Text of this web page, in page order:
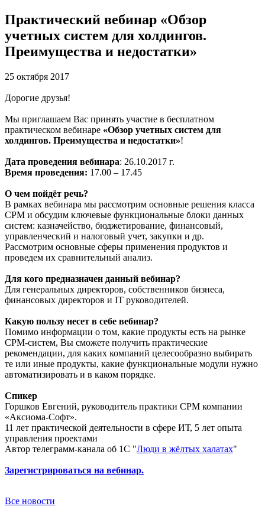
Практический вебинар «Обзор
учетных систем для холдингов.
Преимущества и недостатки»
25 октября 2017
Дорогие друзья!
Мы приглашаем Вас принять участие в бесплатном
практическом вебинаре «Обзор учетных систем для
холдингов. Преимущества и недостатки»!
Дата проведения вебинара: 26.10.2017 г.
Время проведения: 17.00 – 17.45
О чем пойдёт речь?
В рамках вебинара мы рассмотрим основные решения класса
CPM и обсудим ключевые функциональные блоки данных
систем: казначейство, бюджетирование, финансовый,
управленческий и налоговый учет, закупки и др.
Рассмотрим основные сферы применения продуктов и
проведем их сравнительный анализ.
Для кого предназначен данный вебинар?
Для генеральных директоров, собственников бизнеса,
финансовых директоров и IT руководителей.
Какую пользу несет в себе вебинар?
Помимо информации о том, какие продукты есть на рынке
CPM-систем, Вы сможете получить практические
рекомендации, для каких компаний целесообразно выбирать
те или иные продукты, какие функциональные модули нужно
автоматизировать и в каком порядке.
Спикер
Горшков Евгений, руководитель практики CPM компании
«Аксиома-Софт».
11 лет практической деятельности в сфере ИТ, 5 лет опыта
управления проектами
Автор телеграмм-канала об 1С "Люди в жёлтых халатах"
Зарегистрироваться на вебинар.
Все новости